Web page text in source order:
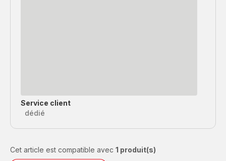
Service client
dédié
Cet article est compatible avec 1 produit(s)